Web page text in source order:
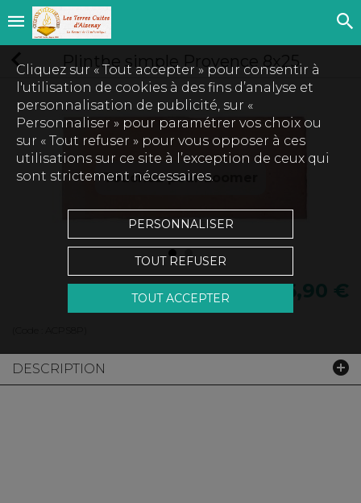
Plinthe simple Provence 8x25
Touchez pour zoomer
6,90 €
DESCRIPTION
Cliquez sur « Tout accepter » pour consentir à
l'utilisation de cookies à des fins d’analyse et
personnalisation de publicité, sur «
Personnaliser » pour paramétrer vos choix ou
sur « Tout refuser » pour vous opposer à ces
utilisations sur ce site à l’exception de ceux qui
sont strictement nécessaires.
PERSONNALISER
TOUT REFUSER
TOUT ACCEPTER